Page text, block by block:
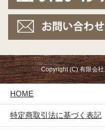
Copyright (C) 有限会
HOME
特定商取引法に基づく表記